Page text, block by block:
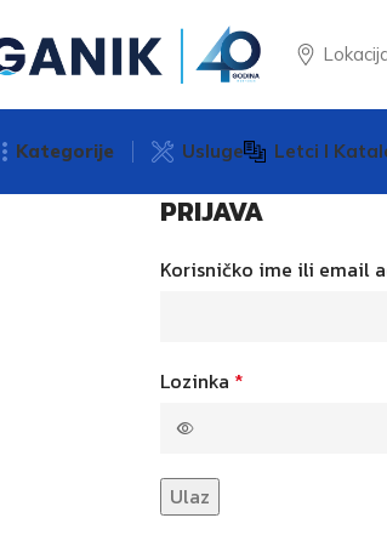
Kategorije Usluge Letci I
PRIJAVA
Korisničko ime ili email
Lozinka *
Ulaz